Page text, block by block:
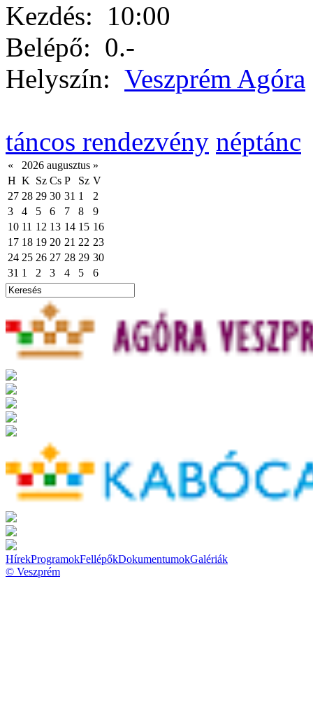
Kezdés: 10:00
Belépő: 0.-
Helyszín: Veszprém Agóra
táncos rendezvény néptánc
« 2026 augusztus »
H K Sz Cs P Sz V
27 28 29 30 31 1
2
3
4 5 6 7 8
9
10 11 12 13 14 15 16
17 18 19 20 21 22 23
24 25 26 27 28 29 30
31 1 2 3 4 5 6
HírekProgramokFellépőkDokumentumokGalériák
© Veszprém